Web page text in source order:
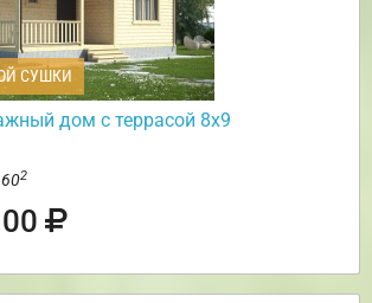
СУШКИ
дом с террасой 8х9
2